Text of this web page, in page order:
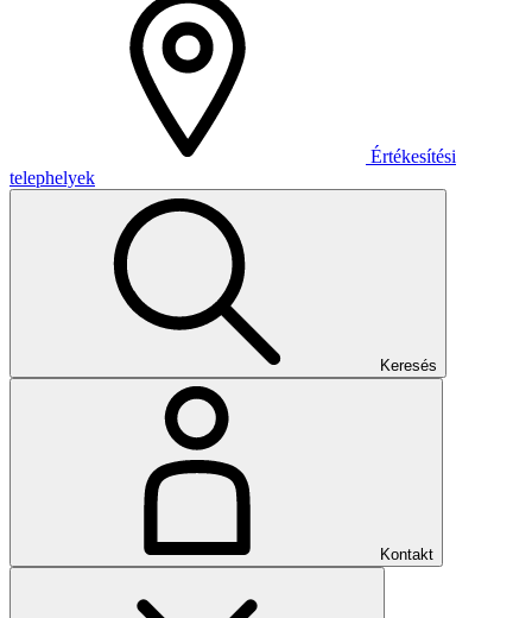
Értékesítési
telephelyek
Keresés
Kontakt